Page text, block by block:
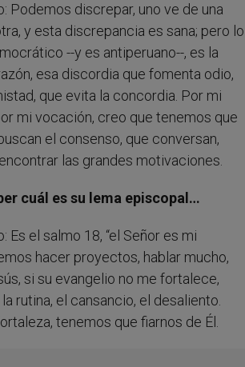
Podemos discrepar, uno ve de una
y esta discrepancia es sana; pero lo
--y es antiperuano--, es la
esa discordia que fomenta odio,
que evita la concordia. Por mi
mi vocación, creo que tenemos que
el consenso, que conversan,
las grandes motivaciones.
cuál es su lema episcopal…
Es el salmo 18, “el Señor es mi
hacer proyectos, hablar mucho,
si su evangelio no me fortalece,
rutina, el cansancio, el desaliento.
tenemos que fiarnos de Él.